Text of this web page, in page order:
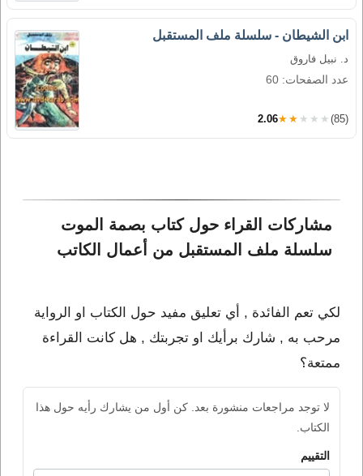
ابن الشيطان - سلسلة ملف المستقبل
د. نبيل فاروق
عدد الصفحات: 60
2.06★★★★★ (85)
مشاركات القراء حول كتاب بصمة الموت
سلسلة ملف المستقبل من أعمال الكاتب
لكي تعم الفائدة , أي تعليق مفيد حول الكتاب او الرواية
مرحب به , شارك برأيك او تجربتك , هل كانت القراءة
ممتعة؟
لا توجد مراجعات منشورة بعد. كن أول من يشارك رأيه حول هذا
الكتاب.
التقييم